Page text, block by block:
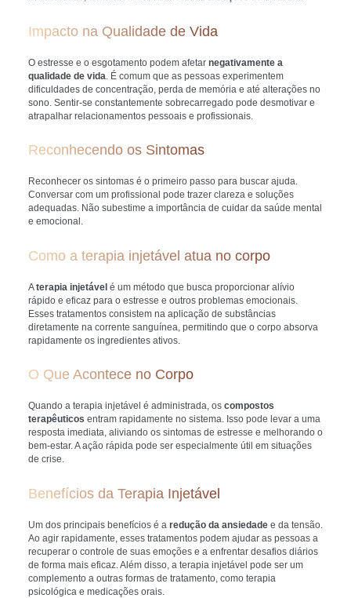
Impacto na Qualidade de Vida
O estresse e o esgotamento podem afetar negativamente a
qualidade de vida . É comum que as pessoas experimentem
dificuldades de concentração, perda de memória e até alterações no
sono. Sentir-se constantemente sobrecarregado pode desmotivar e
atrapalhar relacionamentos pessoais e profissionais.
Reconhecendo os Sintomas
Reconhecer os sintomas é o primeiro passo para buscar ajuda.
Conversar com um profissional pode trazer clareza e soluções
adequadas. Não subestime a importância de cuidar da saúde mental
e emocional.
Como a terapia injetável atua no corpo
Aterapia injetável é um método que busca proporcionar alívio
rápido e eficaz para o estresse e outros problemas emocionais.
Esses tratamentos consistem na aplicação de substâncias
diretamente na corrente sanguínea, permitindo que o corpo absorva
rapidamente os ingredientes ativos.
O Que Acontece no Corpo
Quando a terapia injetável é administrada, os compostos
terapêuticos entram rapidamente no sistema. Isso pode levar a uma
resposta imediata, aliviando os sintomas de estresse e melhorando o
bem-estar. A ação rápida pode ser especialmente útil em situações
de crise.
Benefícios da Terapia Injetável
Um dos principais benefícios é a redução da ansiedade e da tensão.
Ao agir rapidamente, esses tratamentos podem ajudar as pessoas a
recuperar o controle de suas emoções e a enfrentar desafios diários
de forma mais eficaz. Além disso, a terapia injetável pode ser um
complemento a outras formas de tratamento, como terapia
psicológica e medicações orais.